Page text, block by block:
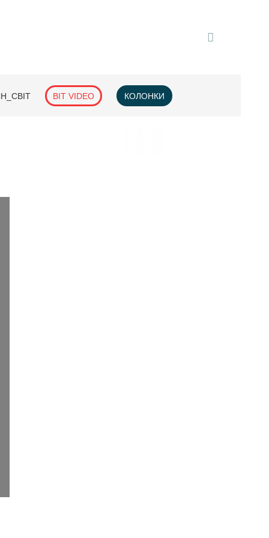
BIT VIDEO КОЛОНКИ